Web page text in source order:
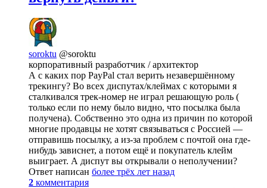
soroktu @soroktu
корпоративный разработчик / архитектор
А с каких пор PayPal стал верить незавершённому
трекингу? Во всех диспутах/клеймах с которыми я
сталкивался трек-номер не играл решающую роль (
только если по нему было видно, что посылка была
получена). Собственно это одна из причин по которой
многие продавцы не хотят связываться с Россией —
отправишь посылку, а из-за проблем с почтой она где-
нибудь зависнет, а потом ещё и покупатель клейм
выиграет. А диспут вы открывали о неполучении?
Ответ написан более трёх лет назад
2 комментария